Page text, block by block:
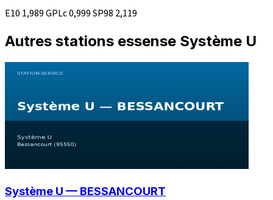
E10 1,989GPLc0,999SP98 2,119
Autres stations essense Système U
Système U — BESSANCOURT